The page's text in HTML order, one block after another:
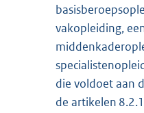
vakopleiding,
die voldoet aan
de artikelen